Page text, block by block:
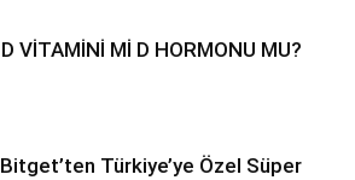
D VİTAMİNİ Mİ D HORMONU MU?
Bitget’ten Türkiye’ye Özel Süper